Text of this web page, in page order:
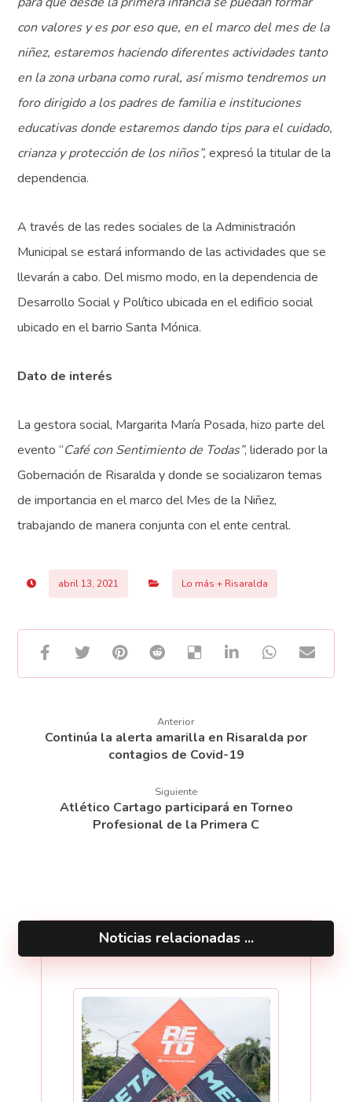
con valores y es por eso que, en el marco del mes de la
niñez, estaremos haciendo diferentes actividades tanto
en la zona urbana como rural, así mismo tendremos un
foro dirigido a los padres de familia e instituciones
educativas donde estaremos dando tips para el cuidado,
crianza y protección de los niños”,expresó la titular de la
dependencia.
A través de las redes sociales de la Administración
Municipal se estará informando de las actividades que se
llevarán a cabo. Del mismo modo, en la dependencia de
Desarrollo Social y Político ubicada en el edificio social
ubicado en el barrio Santa Mónica.
Dato de interés
La gestora social, Margarita María Posada, hizo parte del
evento “Café con Sentimiento de Todas”, liderado por la
Gobernación de Risaralda y donde se socializaron temas
de importancia en el marco del Mes de la Niñez,
trabajando de manera conjunta con el ente central.
abril 13, 2021 Lo más + Risaralda
Anterior
Continúa la alerta amarilla en Risaralda por
contagios de Covid-19
Siguiente
Atlético Cartago participará en Torneo
Profesional de la Primera C
Noticias relacionadas ...